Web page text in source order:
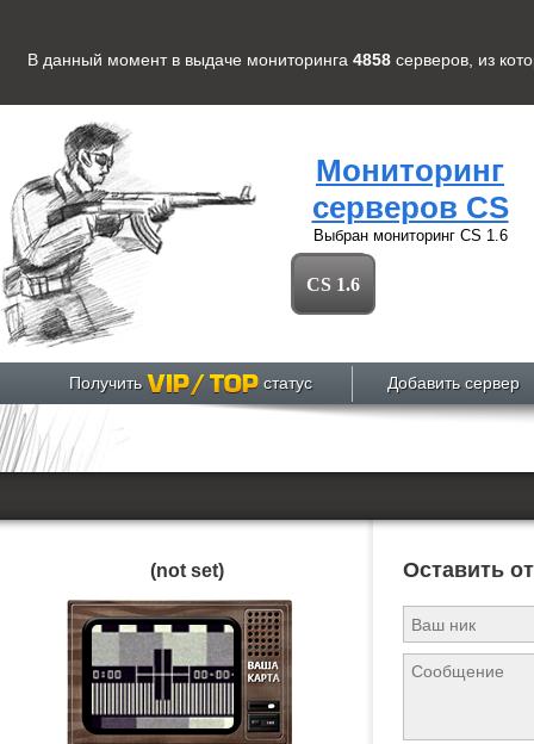
В данный момент в выдаче мониторинга 4858 серверов, из
Мониторинг
серверов CS
Выбран мониторинг CS 1.6
CS 1.6
Получить статус Добавить сервер
(not set) Оставить